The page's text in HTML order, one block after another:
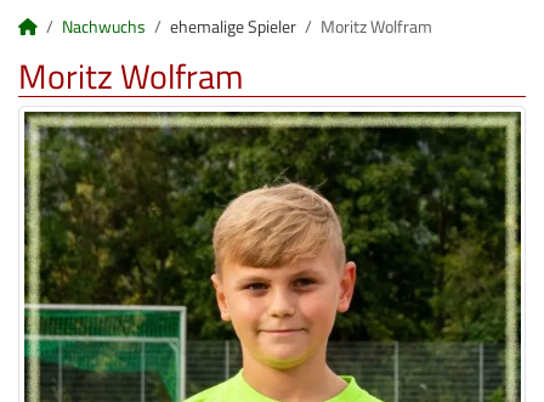
Nachwuchs ehemalige Spieler Moritz Wolfram
Moritz Wolfram